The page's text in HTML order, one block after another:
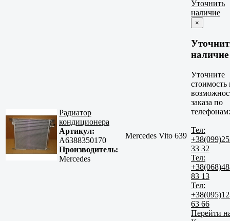
Радиатор
кондиционера
Артикул:
A6388350170
Производитель:
Mercedes
Mercedes Vito 639
Уточнить
наличие
×
наличие
Уточните
стоимость
заказа по
телефонам:
Тел:
33 32
Тел:
83 13
Тел:
63 66
Перейти